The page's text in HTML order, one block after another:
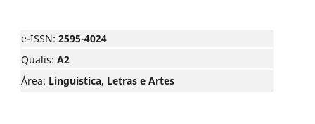
e-ISSN: 2595-4024
Qualis: A2
Área: Linguistica, Letras e Artes